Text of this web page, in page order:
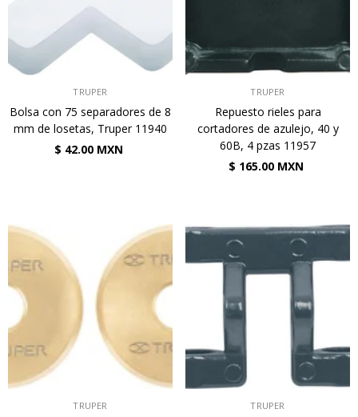
TRUPER
Bolsa con 75 separadores de 8
mm de losetas, Truper 11940
$ 42.00 MXN
TRUPER
Repuesto rieles para
cortadores de azulejo, 40 y
60B, 4 pzas 11957
$ 165.00 MXN
TRUPER TRUPER